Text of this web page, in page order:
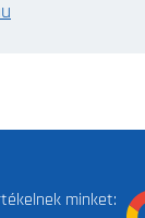
minket: